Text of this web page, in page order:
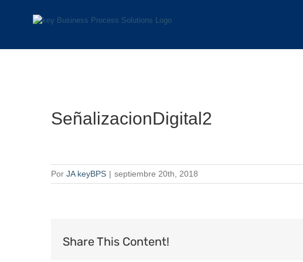
SeñalizacionDigital2
Por JA keyBPS | septiembre 20th, 2018
Share This Content!